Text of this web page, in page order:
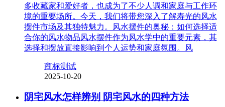
多收藏家和爱好者，也成为了不少人调和家庭与工作环
境的重要场所。今天，我们将带您深入了解寿光的风水
摆件市场及其独特魅力。风水摆件的奥秘：如何选择适
合你的风水物品风水摆件作为风水学中的重要元素，其
选择和摆放直接影响到个人运势和家庭氛围。风
商标测试
2025-10-20
阴宅风水怎样辨别 阴宅风水的四种方法